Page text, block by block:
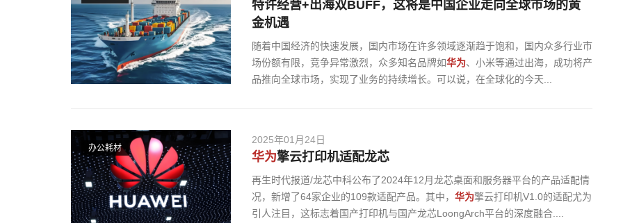
特许经营+出海双BUFF，这将是中国企业走向全球市场的黄
金机遇
随着中国经济的快速发展，国内市场在许多领域逐渐趋于饱和，国内众多行业市
场份额有限，竞争异常激烈，众多知名品牌如华为、小米等通过出海，成功将产
品推向全球市场，实现了业务的持续增长。可以说，在全球化的今天...
办公耗材
2025年01月24日
华为擎云打印机适配龙芯
再生时代报道/龙芯中科公布了2024年12月龙芯桌面和服务器平台的产品适配情
况，新增了64家企业的109款适配产品。其中， 华为擎云打印机V1.0的适配尤为
引人注目，这标志着国产打印机与国产龙芯LoongArch平台的深度融合....